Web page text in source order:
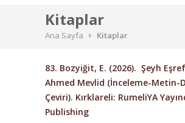
Kitaplar
Ana Sayfa Kitaplar
83. Bozyiğit, E. (2026). Şeyh
Ahmed Mevlid (İnceleme-Metin-
Çeviri). Kırklareli: RumeliYA
Publishing